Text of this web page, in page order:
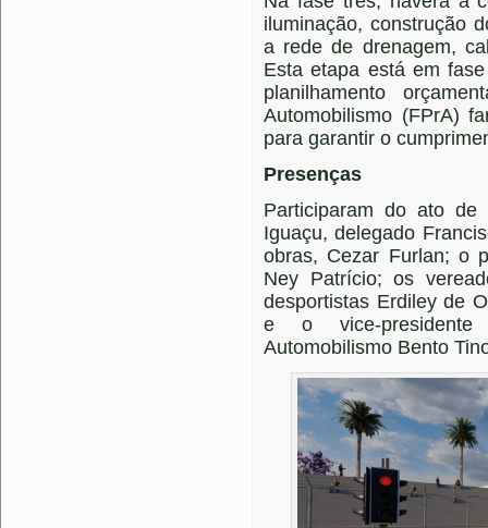
iluminação, construção
a rede de drenagem,
Esta etapa está em
planilhamento
Automobilismo (FPrA)
para garantir o
Presenças
Participaram do ato
Iguaçu, delegado
obras, Cezar Furlan; o
Ney Patrício; os
desportistas Erdiley de
e o vice-
Automobilismo Bento